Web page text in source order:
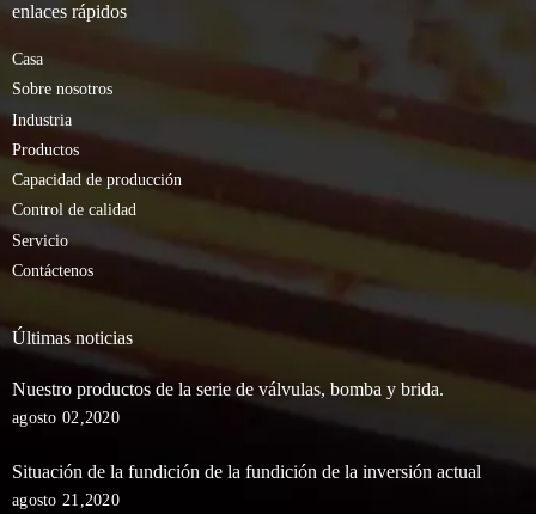
enlaces rápidos
Casa
Sobre nosotros
Industria
Productos
Capacidad de producción
Control de calidad
Servicio
Contáctenos
Últimas noticias
Nuestro productos de la serie de válvulas, bomba y brida.
agosto 02,2020
Situación de la fundición de la fundición de la inversión actual
agosto 21,2020